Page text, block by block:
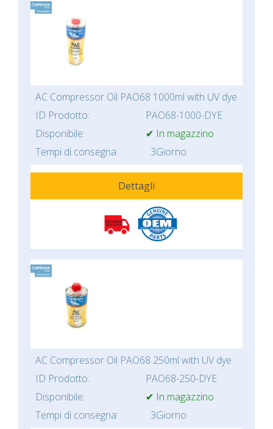
AC Compressor Oil PAO68 1000ml with UV dye
ID Prodotto:
PAO68-1000-DYE
Disponibile:
✔ In magazzino
Tempi di consegna:
3Giorno
Dettagli
AC Compressor Oil PAO68 250ml with UV dye
ID Prodotto:
PAO68-250-DYE
Disponibile:
✔ In magazzino
Tempi di consegna:
3Giorno